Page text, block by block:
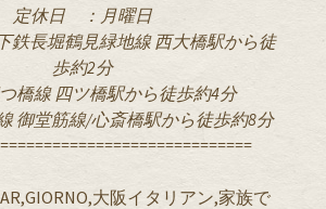
定休日 ：月曜日
長堀鶴見緑地線 西大橋駅から徒
歩約2分
橋線 四ツ橋駅から徒歩約4分
御堂筋線/心斎橋駅から徒歩約8分
大阪イタリアン,家族で